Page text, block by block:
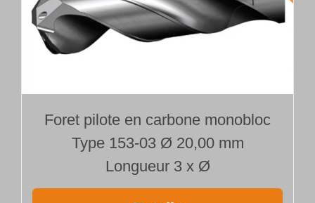
Foret pilote en carbone monobloc
Type 153-03 Ø 20,00 mm
Longueur 3 x Ø